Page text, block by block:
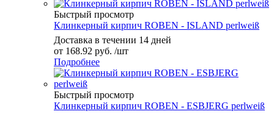
Быстрый просмотр
Клинкерный кирпич ROBEN - ISLAND perlweiß
Доставка в течении 14 дней
от 168.92 руб. /шт
Подробнее
Быстрый просмотр
Клинкерный кирпич ROBEN - ESBJERG perlweiß